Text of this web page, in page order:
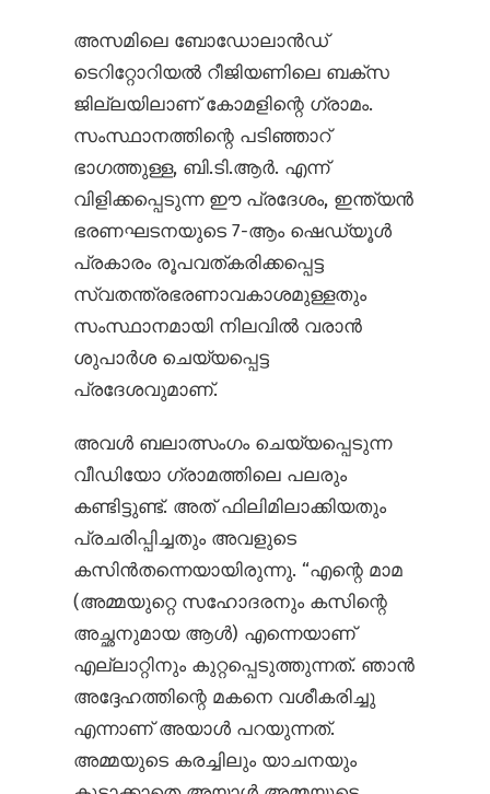
അസമിലെ ബോഡോലാൻഡ്
ടെറിറ്റോറിയൽ റീജിയണിലെ ബക്സ
ജില്ലയിലാണ് കോമളിന്റെ ഗ്രാമം.
സംസ്ഥാനത്തിന്റെ പടിഞ്ഞാറ്‌
ഭാഗത്തുള്ള, ബി.ടി.ആർ. എന്ന്
വിളിക്കപ്പെടുന്ന ഈ പ്രദേശം, ഇന്ത്യൻ
ഭരണഘടനയുടെ 7-ആം ഷെഡ്യൂൾ
പ്രകാരം രൂപവത്കരിക്കപ്പെട്ട
സ്വതന്ത്രഭരണാവകാശമുള്ളതും
സംസ്ഥാനമായി നിലവിൽ വരാൻ
ശുപാർശ ചെയ്യപ്പെട്ട
പ്രദേശവുമാണ്.
അവൾ ബലാത്സംഗം ചെയ്യപ്പെടുന്ന
വീഡിയോ ഗ്രാമത്തിലെ പലരും
കണ്ടിട്ടുണ്ട്. അത് ഫിലിമിലാക്കിയതും
പ്രചരിപ്പിച്ചതും അവളുടെ
കസിൻ‌തന്നെയായിരുന്നു. “എന്റെ മാമ
(അമ്മയുറ്റെ സഹോദരനും കസിന്റെ
അച്ഛനുമായ ആൾ) എന്നെയാണ്
എല്ലാറ്റിനും കുറ്റപ്പെടുത്തുന്നത്. ഞാൻ
അദ്ദേഹത്തിന്റെ മകനെ വശീകരിച്ചു
എന്നാണ് അയാൾ പറയുന്നത്.
അമ്മയുടെ കരച്ചിലും യാചനയും